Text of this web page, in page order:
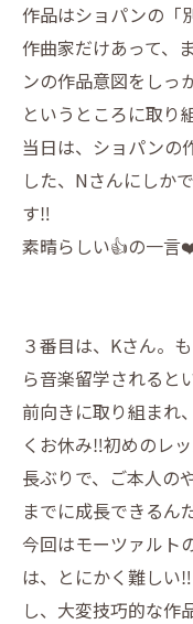
作品はショパンの「
作曲家だけあって、
ンの作品意図をしっ
というところに取り
当日は、ショパンの
した、Nさんにしか
す‼️
素晴らしい👍の一言
３番目は、Kさん。
ら音楽留学されると
前向きに取り組まれ
くお休み‼️初めのレ
長ぶりで、ご本人の
までに成長できるん
今回はモーツァルト
は、とにかく難しい
し、大変技巧的な作